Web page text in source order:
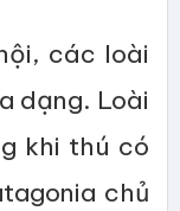
các loài
dạng. Loài
khi thú có
chủ